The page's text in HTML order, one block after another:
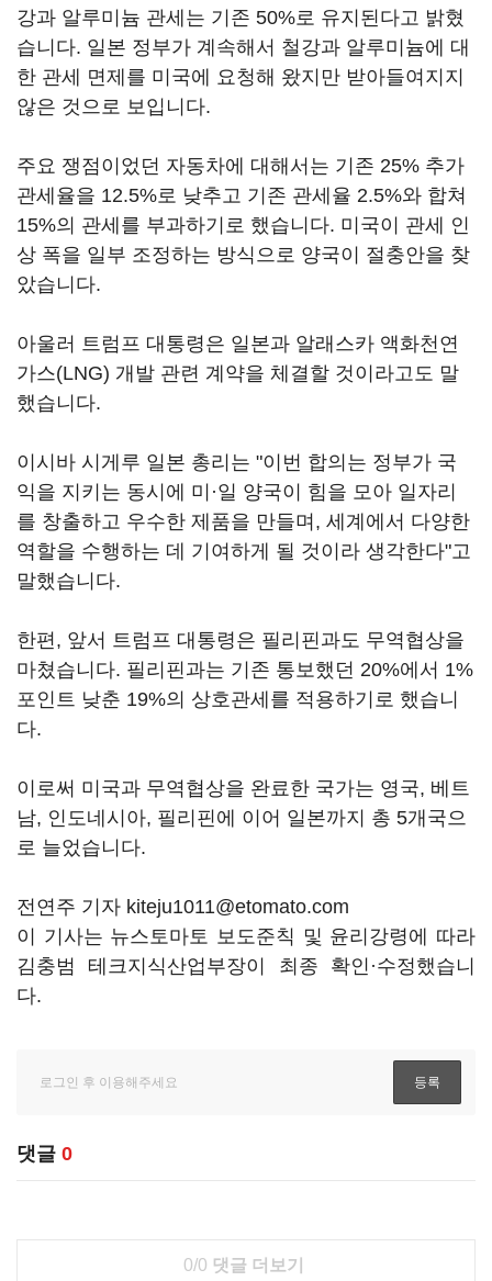
강과 알루미늄 관세는 기존 50%로 유지된다고 밝혔
습니다. 일본 정부가 계속해서 철강과 알루미늄에 대
한 관세 면제를 미국에 요청해 왔지만 받아들여지지
않은 것으로 보입니다.
주요 쟁점이었던 자동차에 대해서는 기존 25% 추가
관세율을 12.5%로 낮추고 기존 관세율 2.5%와 합쳐
15%의 관세를 부과하기로 했습니다. 미국이 관세 인
상 폭을 일부 조정하는 방식으로 양국이 절충안을 찾
았습니다.
아울러 트럼프 대통령은 일본과 알래스카 액화천연
가스(LNG) 개발 관련 계약을 체결할 것이라고도 말
했습니다.
이시바 시게루 일본 총리는 "이번 합의는 정부가 국
익을 지키는 동시에 미·일 양국이 힘을 모아 일자리
를 창출하고 우수한 제품을 만들며, 세계에서 다양한
역할을 수행하는 데 기여하게 될 것이라 생각한다"고
말했습니다.
한편, 앞서 트럼프 대통령은 필리핀과도 무역협상을
마쳤습니다. 필리핀과는 기존 통보했던 20%에서 1%
포인트 낮춘 19%의 상호관세를 적용하기로 했습니
다.
이로써 미국과 무역협상을 완료한 국가는 영국, 베트
남, 인도네시아, 필리핀에 이어 일본까지 총 5개국으
로 늘었습니다.
전연주 기자 kiteju1011@etomato.com
이 기사는 뉴스토마토 보도준칙 및 윤리강령에 따라
김충범 테크지식산업부장이 최종 확인·수정했습니
다.
댓글 0
0/0 댓글 더보기